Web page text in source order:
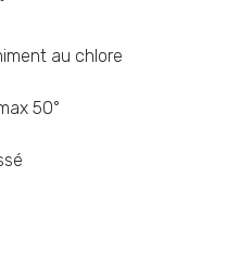
au chlore
50°